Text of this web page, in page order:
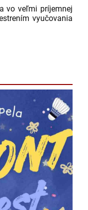
vo veľmi príjemnej
vyučovania